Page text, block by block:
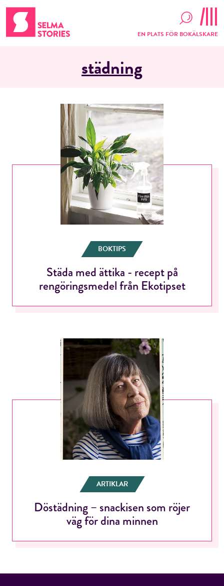
EN PLATS FÖR BOKÄLSKARE
RÖSTA
Jag accepterar villkoren.
RÖSTA
städning
BOKTIPS
Städa med ättika - recept på
rengöringsmedel från Ekotipset
ARTIKLAR
Döstädning – snackisen som röjer
väg för dina minnen